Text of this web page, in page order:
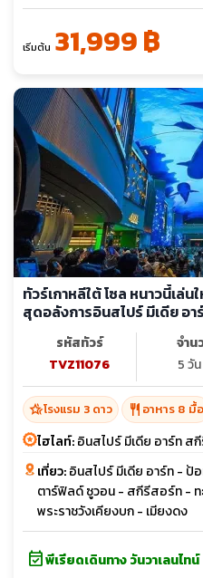
เริ่มต้น 31,999 ฿
ทัวร์เกาหลีใต้ โซล หนาวนี้เ
สุดอลังการอินสไปร์ มีเดีย อา
รหัสทัวร์
TVZ11076
จำน
5 วั
hotel_classโรงแรม 3 ดาว restaurant อาหาร 8 มื้อ
ไฮไลท์:อินสไปร์ มีเดีย อาร์ท ส
เที่ยว:อินสไปร์ มีเดีย อาร์ท - ป้
ตาร์ฟิลด์ ซูวอน - สกีรีสอร์ท -
พระราชวังเคียงบก - เมียงดง
event_availableพีเรียดเดินทาง วันวาเลนไทน์